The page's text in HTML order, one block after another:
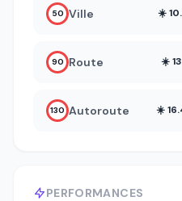
PERFORMANCES
50 Ville ☀️
90 Route ☀️
130 Autoroute ☀️